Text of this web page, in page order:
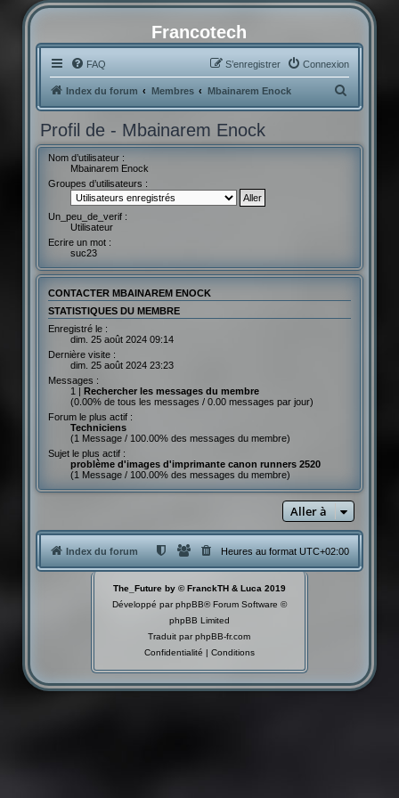
Francotech
FAQ Connexion
S’enregistrer
Index du forum Membres Mbainarem Enock
e
Profil de - Mbainarem Enock
Nom d’utilisateur :
Mbainarem Enock
Groupes d’utilisateurs :
Un_peu_de_verif :
Utilisateur
Ecrire un mot :
suc23
CONTACTER MBAINAREM ENOCK
STATISTIQUES DU MEMBRE
Enregistré le :
dim. 25 août 2024 09:14
Dernière visite :
dim. 25 août 2024 23:23
Messages :
1 | Rechercher les messages du membre
(0.00% de tous les messages / 0.00 messages par jour)
Forum le plus actif :
Techniciens
(1 Message / 100.00% des messages du membre)
Sujet le plus actif :
problème d'images d'imprimante canon runners 2520
(1 Message / 100.00% des messages du membre)
Aller à
Index du forum Heures au formatUTC+02:00
The_Future by © FranckTH & Luca 2019
Développé parphpBB® Forum Software ©
phpBB Limited
Traduit parphpBB-fr.com
Confidentialité | Conditions